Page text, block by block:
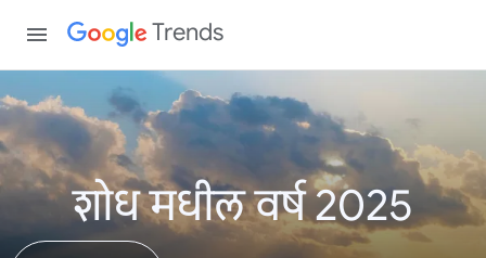
Trends
शोध मधील वर्ष 2025